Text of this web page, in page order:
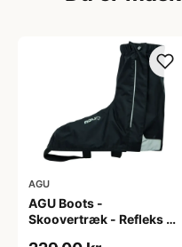
AGU
AGU Boots -
Skoovertræk - Refleks -